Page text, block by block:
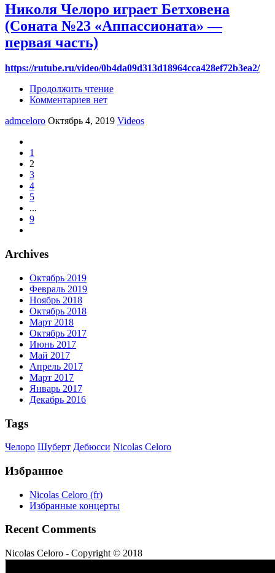
Николя Челоро играет Бетховена
(Соната №23 «Аппассионата» —
первая часть)
https://rutube.ru/video/0b4da09d313d18964cca428ef72b3ea2/
Продолжить чтение
Комментариев нет
admceloro Октябрь 4, 2019 Videos
1
2
3
4
5
...
9
Archives
Октябрь 2019
Февраль 2019
Ноябрь 2018
Октябрь 2018
Март 2018
Октябрь 2017
Июнь 2017
Май 2017
Апрель 2017
Март 2017
Январь 2017
Декабрь 2016
Tags
Челоро Шуберт Дебюсси Nicolas Celoro
Избранное
Nicolas Celoro (fr)
Избранные концерты
Recent Comments
Nicolas Celoro - Copyright © 2018